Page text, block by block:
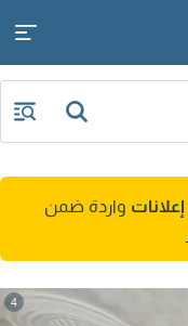
واردة ضمن
4